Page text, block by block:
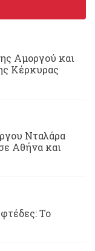
Αμοργού και
Κέρκυρας
Νταλάρα
Αθήνα και
Το